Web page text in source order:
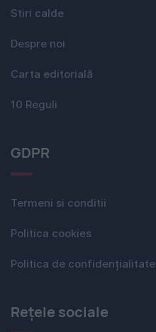
Stiri calde
Despre noi
Carta editorială
10 Reguli
GDPR
Termeni si conditii
Politica cookies
Politica de confidențialitate
Rețele sociale